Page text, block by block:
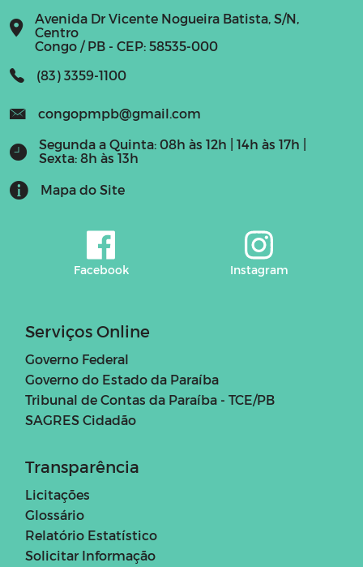
Avenida Dr Vicente Nogueira Batista, S/N,
Centro
Congo / PB - CEP: 58535-000
(83) 3359-1100
congopmpb@gmail.com
Segunda a Quinta: 08h às 12h | 14h às 17h |
Sexta: 8h às 13h
Mapa do Site
Facebook Instagram
Serviços Online
Governo Federal
Governo do Estado da Paraíba
Tribunal de Contas da Paraíba - TCE/PB
SAGRES Cidadão
Transparência
Licitações
Glossário
Relatório Estatístico
Solicitar Informação